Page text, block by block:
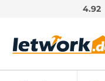
4.92